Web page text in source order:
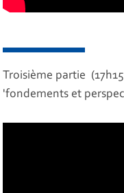
Troisième partie
'fondements et